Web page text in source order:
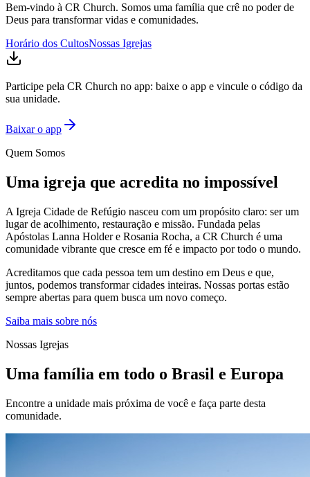
Bem-vindo à CR Church. Somos uma família que crê no poder de
Deus para transformar vidas e comunidades.
Horário dos CultosNossas Igrejas
Participe pela CR Church no app: baixe o app e vincule o código da
sua unidade.
Baixar o app
Quem Somos
Uma igreja que acredita no impossível
A Igreja Cidade de Refúgio nasceu com um propósito claro: ser um
lugar de acolhimento, restauração e missão. Fundada pelas
Apóstolas Lanna Holder e Rosania Rocha, a CR Church é uma
comunidade vibrante que cresce em fé e impacto por todo o mundo.
Acreditamos que cada pessoa tem um destino em Deus e que,
juntos, podemos transformar cidades inteiras. Nossas portas estão
sempre abertas para quem busca um novo começo.
Saiba mais sobre nós
Nossas Igrejas
Uma família em todo o Brasil e Europa
Encontre a unidade mais próxima de você e faça parte desta
comunidade.